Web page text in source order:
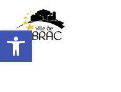
Ouvrir la barre d’outils